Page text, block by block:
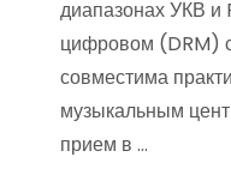
диапазонах УКВ и
цифровом (DRM)
совместима
музыкальным
прием в …